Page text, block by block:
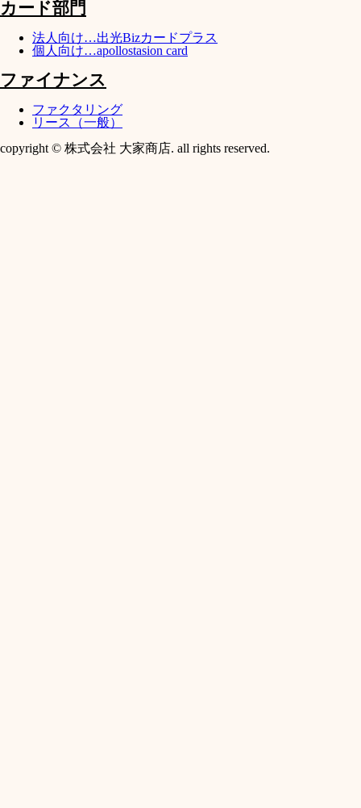
カード部門
法人向け…出光Bizカードプラス
個人向け…apollostasion card
ファイナンス
ファクタリング
リース（一般）
copyright © 株式会社 大家商店. all rights reserved.